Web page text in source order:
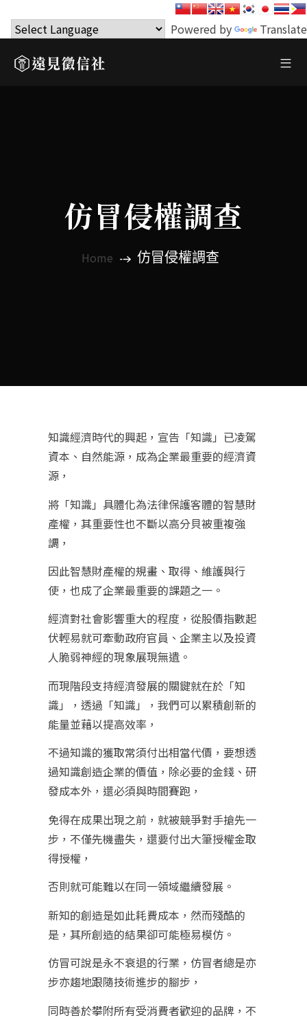
Powered by Translate
仿冒侵權調查
Home 仿冒侵權調查
知識經濟時代的興起，宣告「知識」已凌駕
資本、自然能源，成為企業最重要的經濟資
源，
將「知識」具體化為法律保護客體的智慧財
產權，其重要性也不斷以高分貝被重複強
調，
因此智慧財產權的規畫、取得、維護與行
使，也成了企業最重要的課題之一。
經濟對社會影響重大的程度，從股價指數起
伏輕易就可牽動政府官員、企業主以及投資
人脆弱神經的現象展現無遺。
而現階段支持經濟發展的關鍵就在於「知
識」，透過「知識」，我們可以累積創新的
能量並藉以提高效率，
不過知識的獲取常須付出相當代價，要想透
過知識創造企業的價值，除必要的金錢、研
發成本外，還必須與時間賽跑，
免得在成果出現之前，就被競爭對手搶先一
步，不僅先機盡失，還要付出大筆授權金取
得授權，
否則就可能難以在同一領域繼續發展。
新知的創造是如此耗費成本，然而殘酷的
是，其所創造的結果卻可能極易模仿。
仿冒可說是永不衰退的行業，仿冒者總是亦
步亦趨地跟隨技術進步的腳步，
同時善於攀附所有受消費者歡迎的品牌，不